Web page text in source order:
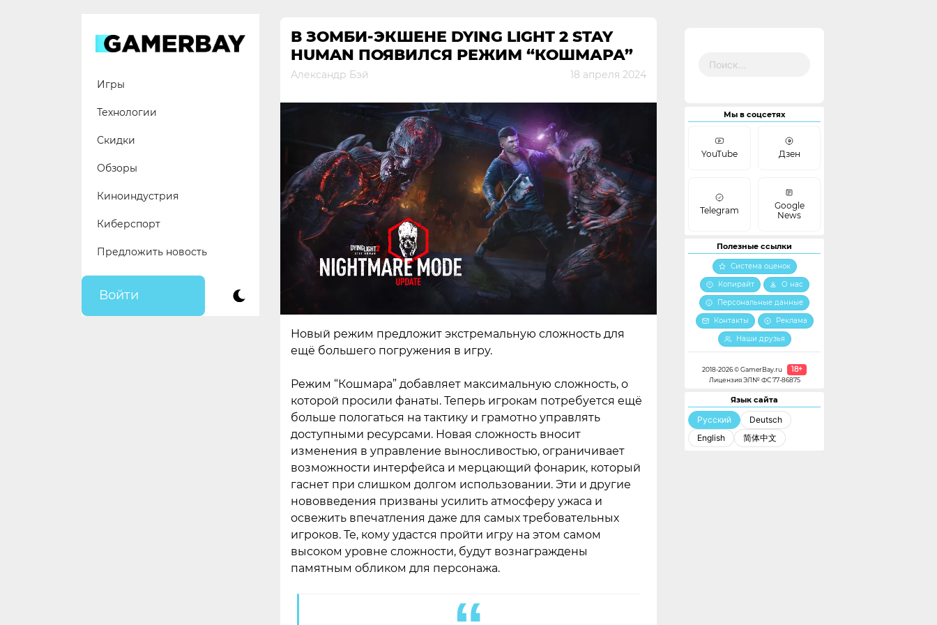
Игры
Технологии
Скидки
Обзоры
Киноиндустрия
Киберспорт
Предложить новость
Войти
В ЗОМБИ-ЭКШЕНЕ DYING LIGHT 2 STAY
HUMAN ПОЯВИЛСЯ РЕЖИМ “КОШМАРА”
Александр Бэй 18 апреля 2024
Новый режим предложит экстремальную сложность для
ещё большего погружения в игру.
Режим “Кошмара” добавляет максимальную сложность, о
которой просили фанаты. Теперь игрокам потребуется ещё
больше пологаться на тактику и грамотно управлять
доступными ресурсами. Новая сложность вносит
изменения в управление выносливостью, ограничивает
возможности интерфейса и мерцающий фонарик, который
гаснет при слишком долгом использовании. Эти и другие
нововведения призваны усилить атмосферу ужаса и
освежить впечатления даже для самых требовательных
игроков. Те, кому удастся пройти игру на этом самом
высоком уровне сложности, будут вознаграждены
памятным обликом для персонажа.
Мы в соцсетях
YouTube Дзен
Telegram
Google
News
Полезные ссылки
Система оценок
Копирайт
О нас
Персональные данные
Контакты
Реклама
Наши друзья
2018-2026 © GamerBay.ru 18+
Лицензия ЭЛ№ ФС 77-86875
Язык сайта
Русский
Deutsch
English
简体中文